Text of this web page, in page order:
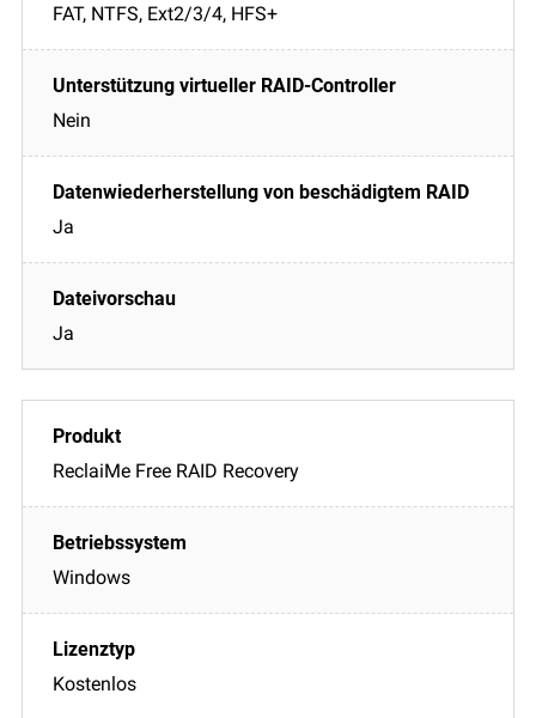
FAT, NTFS, Ext2/3/4, HFS+
Nein
Ja
Ja
ReclaiMe Free RAID Recovery
Windows
Kostenlos